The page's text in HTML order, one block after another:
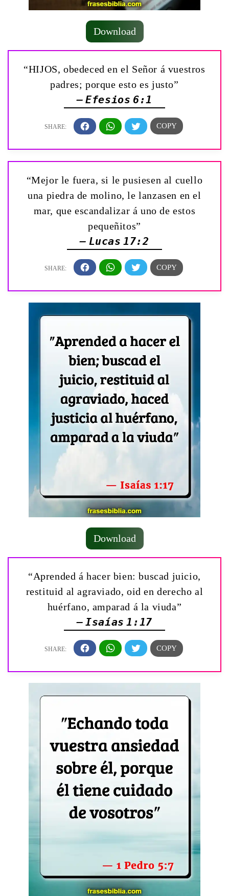
Download
“HIJOS, obedeced en el Señor á vuestros
padres; porque esto es justo”
— Efesios 6:1
“Mejor le fuera, si le pusiesen al cuello
una piedra de molino, le lanzasen en el
mar, que escandalizar á uno de estos
pequeñitos”
— Lucas 17:2
Download
“Aprended á hacer bien: buscad juicio,
restituid al agraviado, oid en derecho al
huérfano, amparad á la viuda”
— Isaías 1:17